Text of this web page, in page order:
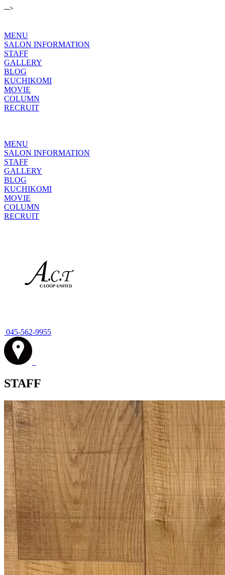
-->
MENU
SALON INFORMATION
STAFF
GALLERY
BLOG
KUCHIKOMI
MOVIE
COLUMN
RECRUIT
MENU
SALON INFORMATION
STAFF
GALLERY
BLOG
KUCHIKOMI
MOVIE
COLUMN
RECRUIT
045-562-9955
STAFF